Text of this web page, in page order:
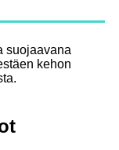
suojaavana
kehon